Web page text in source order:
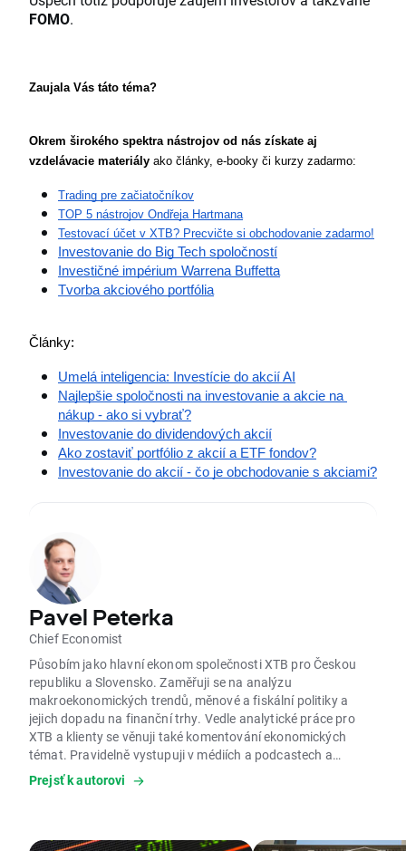
FOMO.
Zaujala Vás táto téma?
Okrem širokého spektra nástrojov od nás získate aj
vzdelávacie materiály ako články, e-booky či kurzy zadarmo:
Trading pre začiatočníkov
TOP 5 nástrojov Ondřeja Hartmana
Testovací účet v XTB? Precvičte si obchodovanie zadarmo!
Investovanie do Big Tech spoločností
Investičné impérium Warrena Buffetta
Tvorba akciového portfólia
Články:
Umelá inteligencia: Investície do akcií AI
Najlepšie spoločnosti na investovanie a akcie na
nákup - ako si vybrať?
Investovanie do dividendových akcií
Ako zostaviť portfólio z akcií a ETF fondov?
Investovanie do akcií - čo je obchodovanie s akciami?
Pavel Peterka
Chief Economist
Působím jako hlavní ekonom společnosti XTB pro Českou
republiku a Slovensko. Zaměřuji se na analýzu
makroekonomických trendů, měnové a fiskální politiky a
jejich dopadu na finanční trhy. Vedle analytické práce pro
XTB a klienty se věnuji také komentování ekonomických
témat. Pravidelně vystupuji v médiích a podcastech a
publikuji v tisku. Současně vyučuji na Metropolitní univerzitě
Praha. Doktorské studium v aplikované ekonomii se
ekonomii a management na Vysoké škole ekonomické v
Prejsť k autorovi